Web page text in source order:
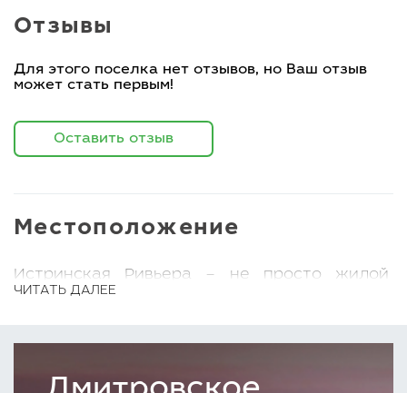
Отзывы
Для этого поселка нет отзывов, но Ваш отзыв
может стать первым!
Оставить отзыв
Местоположение
Истринская Ривьера – не просто жилой
комплекс, а настоящий оазис спокойствия и
водохранилища. Здесь можно наслаждаться
от удобств и развитой инфраструктуры.
ЧИТАТЬ ДАЛЕЕ